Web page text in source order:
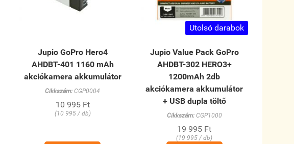
Jupio GoPro Hero4
AHDBT-401 1160 mAh
akciókamera akkumulátor
Cikkszám: CGP0004
10 995 Ft
(10 995 / db)
Utolsó darabok
Jupio Value Pack GoPro
AHDBT-302 HERO3+
1200mAh 2db
akciókamera akkumulátor
+ USB dupla töltő
Cikkszám:CGP1000
19 995 Ft
(19 995 / db)